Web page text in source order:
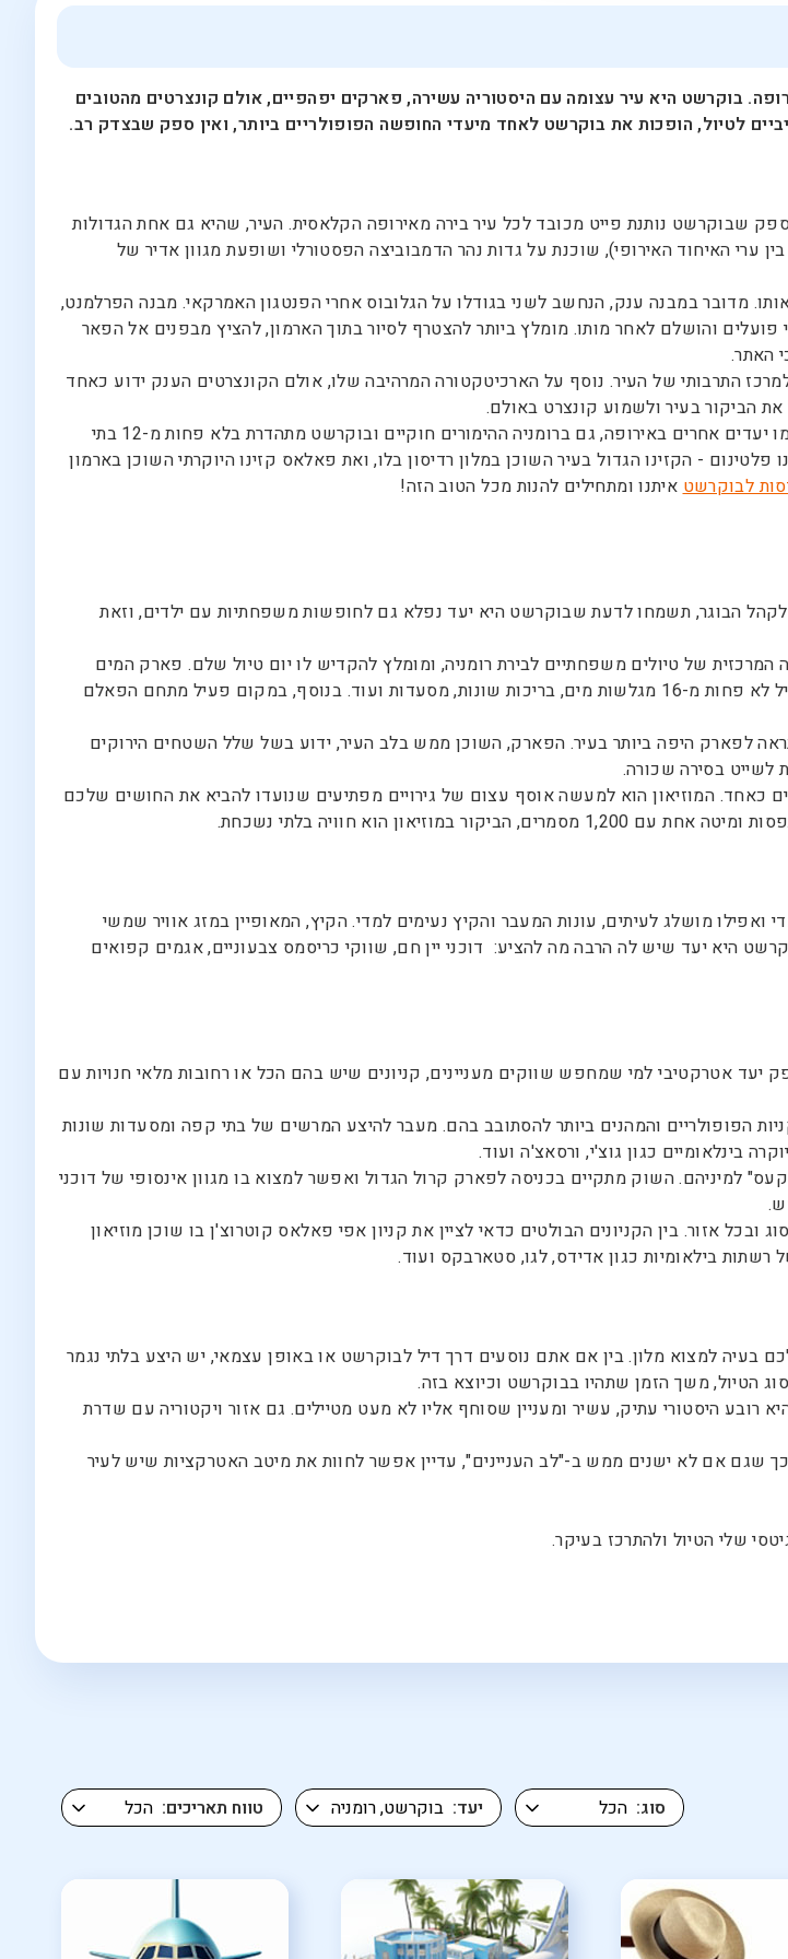
בוקרשט היא עיר עצומה עם היסטוריה עשירה, פארקים יפהפיים, אולם קונצרטים מהטובים
לטיול, הופכות את בוקרשט לאחד מיעדי החופשה הפופולריים ביותר, ואין ספק שבצדק רב.
שבוקרשט נותנת פייט מכובד לכל עיר בירה מאירופה הקלאסית. העיר, שהיא גם אחת הגדולות
החמישי בגודלה בין ערי האיחוד האירופי), שוכנת על גדות נהר הדמבוביצה הפסטורלי ושופעת מגוון אדיר של
מדובר במבנה ענק, הנחשב לשני בגודלו על הגלובוס אחרי הפנטגון האמרקאי. מבנה הפרלמנט,
והושלם לאחר מותו. מומלץ ביותר להצטרף לסיור בתוך הארמון, להציץ מבפנים אל הפאר
האתר.
התרבותי של העיר. נוסף על הארכיטקטורה המרהיבה שלו, אולם הקונצרטים הענק ידוע כאחד
הביקור בעיר ולשמוע קונצרט באולם.
מעבר לתרבות והיסטוריה, בוקרשט היא גם יעד אטרקטיבי גם בכל הקשור לקזינו. כמו יעדים אחרים באירופה, גם ברומניה ההימורים חוקיים ובוקרשט מתהדרת בלא פחות מ-12 בתי
פלטינום - הקזינו הגדול בעיר השוכן במלון רדיסון בלו, ואת פאלאס קזינו היוקרתי השוכן בארמון
לבוקרשטאיתנו ומתחילים להנות מכל הטוב הזה!
לקהל הבוגר, תשמחו לדעת שבוקרשט היא יעד נפלא גם לחופשות משפחתיות עם ילדים, וזאת
של טיולים משפחתיים לבירת רומניה, ומומלץ להקדיש לו יום טיול שלם. פארק המים
הגדול הוא מתחם מקורה (מה שהופך אותו לאטרקטיבי לאורך כל עונות השנה) המכיל לא פחות מ-16 מגלשות מים, בריכות שונות, מסעדות ועוד. בנוסף, במקום פעיל מתחם הפאלם
לפארק היפה ביותר בעיר. הפארק, השוכן ממש בלב העיר, ידוע בשל שלל השטחים הירוקים
לשייט בסירה שכורה.
כאחד. המוזיאון הוא למעשה אוסף עצום של גירויים מפתיעים שנועדו להביא את החושים שלכם
מושלג לעיתים, עונות המעבר והקיץ נעימים למדי. הקיץ, המאופיין במזג אוויר שמשי
היא יעד שיש לה הרבה מה להציע: דוכני יין חם, שווקי כריסמס צבעוניים, אגמים קפואים
אטרקטיבי למי שמחפש שווקים מעניינים, קניונים שיש בהם הכל או רחובות מלאי חנויות עם
הפופולריים והמהנים ביותר להסתובב בהם. מעבר להיצע המרשים של בתי קפה ומסעדות שונות
בינלאומיים כגון גוצ'י, ורסאצ'ה ועוד.
למיניהם. השוק מתקיים בכניסה לפארק קרול הגדול ואפשר למצוא בו מגוון אינסופי של דוכני
אזור. בין הקניונים הבולטים כדאי לציין את קניון אפי פאלאס קוטרוצ'ן בו שוכן מוזיאון
רשתות בילאומיות כגון אדידס, לגו, סטארבקס ועוד.
בעיה למצוא מלון. בין אם אתם נוסעים דרך דיל לבוקרשט או באופן עצמאי, יש היצע בלתי נגמר
הטיול, משך הזמן שתהיו בבוקרשט וכיוצא בזה.
רובע היסטורי עתיק, עשיר ומעניין שסוחף אליו לא מעט מטיילים. גם אזור ויקטוריה עם שדרת
שגם אם לא ישנים ממש ב-"לב העניינים", עדיין אפשר לחוות את מיטב האטרקציות שיש לעיר
שלי הטיול ולהתרכז בעיקר.
יעד סוג טווח תאריכים